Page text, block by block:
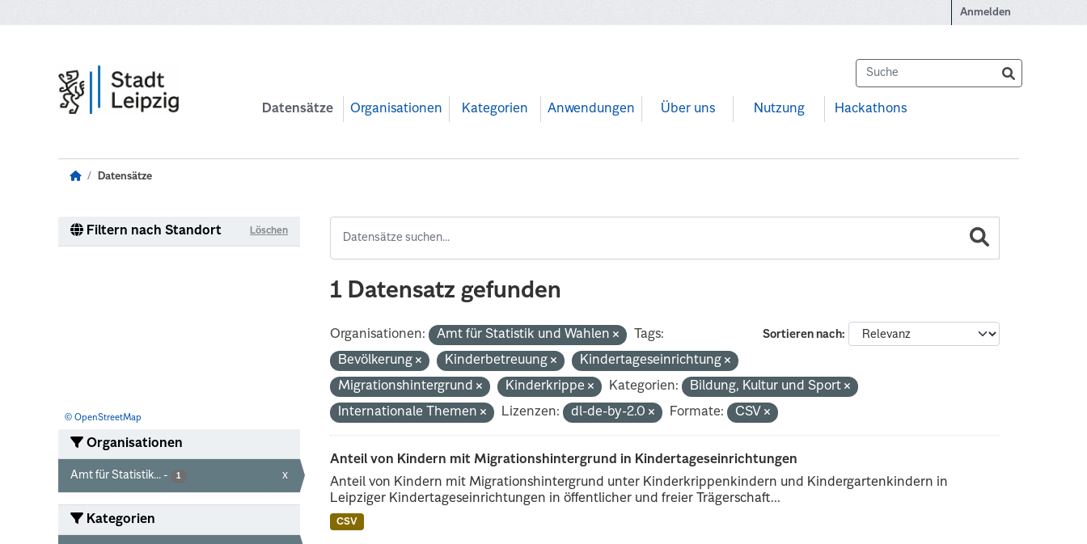
Anmelden
Datensätze Organisationen Kategorien Anwendungen Über uns Nutzung Hackathons
Datensätze
Filtern nach Standort Löschen
© OpenStreetMap
Organisationen
Amt für Statistik... - 1 x
Kategorien
1 Datensatz gefunden
Sortieren nach
Organisationen: Amt für Statistik und Wahlen
Tags:
Bevölkerung
Kinderbetreuung
Kindertageseinrichtung
Migrationshintergrund
Kinderkrippe Kategorien:
Bildung, Kultur und Sport
Internationale Themen
Lizenzen: dl-de-by-2.0 Formate: CSV
Anteil von Kindern mit Migrationshintergrund in Kindertageseinrichtungen
Anteil von Kindern mit Migrationshintergrund unter Kinderkrippenkindern und Kindergartenkindern in
Leipziger Kindertageseinrichtungen in öffentlicher und freier Trägerschaft...
CSV